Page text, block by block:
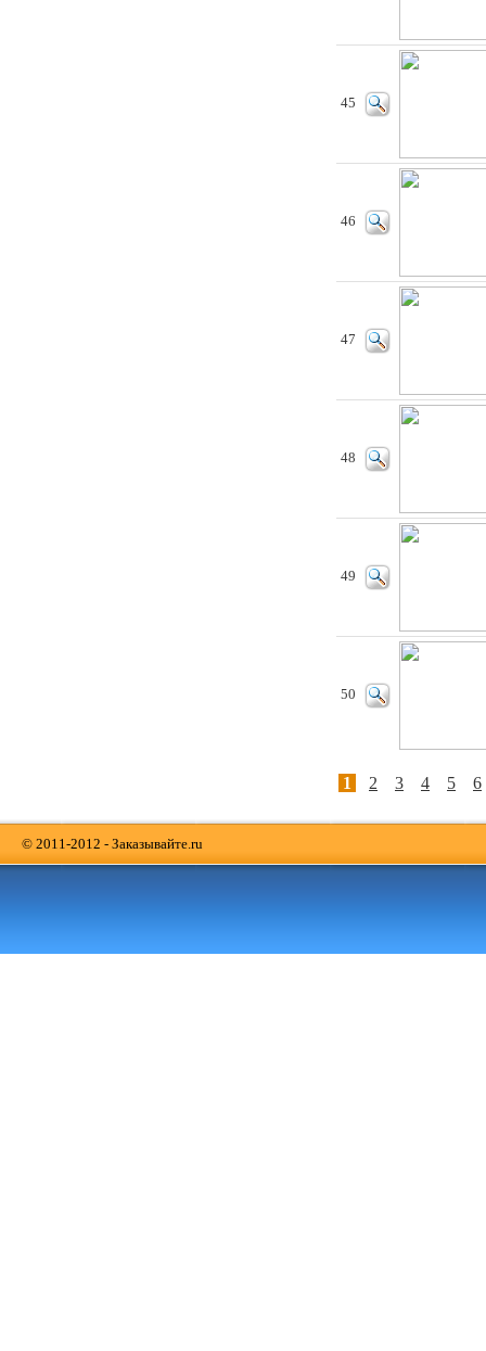
45
46
47
48
49
50
1 2 3 4 5 6
© 2011-2012 - Заказывайте.ru